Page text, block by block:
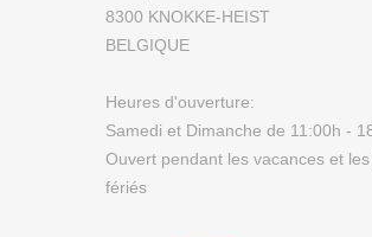
8300 KNOKKE-HEIST
BELGIQUE
Heures d'ouverture:
Samedi et Dimanche de 11:00h -
Ouvert pendant les vacances et
fériés